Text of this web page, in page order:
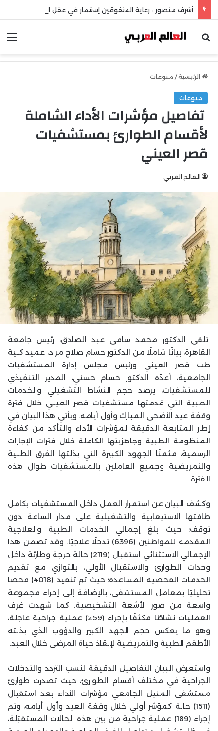
بحث عن
الرئيسية/ منوعات
منوعات
تفاصيل مؤشرات الأداء الشاملة
لأقسام الطوارئ بمستشفيات
قصر العيني
العالم العربي
تلقى الدكتور محمد سامي عبد الصادق، رئيس جامعة
القاهرة، بيانًا شاملًا من الدكتور حسام صلاح مراد، عميد كلية
طب قصر العيني ورئيس مجلس إدارة المستشفيات
الجامعية، أعدّه الدكتور حسام حسني، المدير التنفيذي
للمستشفيات، يرصد حجم النشاط التشغيلي والخدمات
الطبية التي قدمتها مستشفيات قصر العيني خلال فترة
وقفة عيد الأضحى المبارك وأول أيامه. ويأتي هذا البيان في
إطار المتابعة الدقيقة لمؤشرات الأداء والتأكد من كفاءة
المنظومة الطبية وجاهزيتها الكاملة خلال فترات الإجازات
الرسمية، مثمنًا الجهود الكبيرة التي بذلتها الفرق الطبية
والتمريضية وجميع العاملين بالمستشفيات طوال هذه
الفترة.
وكشف البيان عن استمرار العمل داخل المستشفيات بكامل
طاقتها الاستيعابية والتشغيلية على مدار الساعة دون
توقف؛ حيث بلغ إجمالي الخدمات الطبية والعلاجية
المقدمة للمواطنين (6396) تدخلًا علاجيًا. وقد تضمن هذا
الإجمالي الاستثنائي استقبال (2119) حالة حرجة وطارئة داخل
وحدات الطوارئ والاستقبال الأولي، بالتوازي مع تقديم
الخدمات الفحصية المساعدة؛ حيث تم تنفيذ (4018) فحصًا
تحليليًا بمعامل المستشفى، بالإضافة إلى إجراء مجموعة
واسعة من صور الأشعة التشخيصية. كما شهدت غرف
العمليات نشاطًا مكثفًا بإجراء (259) عملية جراحية عاجلة،
وهو ما يعكس حجم الجهد الكبير والدؤوب الذي بذلته
الأطقم الطبية والتمريضية لإنقاذ حياة المرضى خلال العيد.
واستعرض البيان التفاصيل الدقيقة لنسب التردد والتدخلات
الجراحية في مختلف أقسام الطوارئ، حيث تصدرت طوارئ
مستشفى المنيل الجامعي مؤشرات الأداء بعد استقبال
(1511) حالة كمؤشر أولي خلال وقفة العيد وأول أيامه، وتم
إجراء (189) عملية جراحية من بين هذه الحالات المستقبَلة،